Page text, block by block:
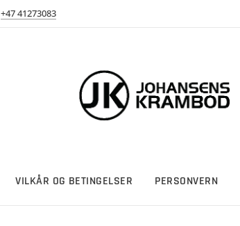
+47 41273083
VILKÅR OG BETINGELSER PERSONVERN